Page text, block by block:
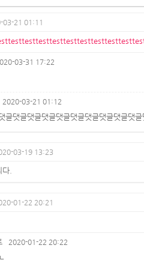
03-21 01:11
03-31 17:22
2020-03-21 01:12
글댓글댓글댓글댓글댓글댓글댓글댓글댓
03-19 13:23
.
01-22 20:21
2020-01-22 20:22